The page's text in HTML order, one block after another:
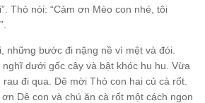
Thỏ nói: “Cảm ơn Mèo con nhé, tôi
những bước đi nặng nề vì mệt và đói.
dưới gốc cây và bật khóc hu hu. Vừa
đi qua. Dê mời Thỏ con hai củ cà rốt.
Dê con và chú ăn cà rốt một cách ngon